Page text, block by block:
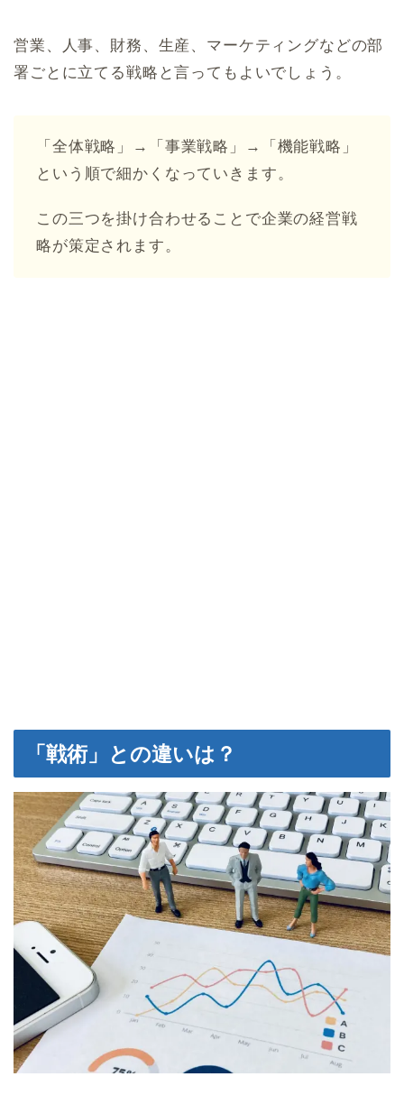
営業、人事、財務、生産、マーケティングなどの部
署ごとに立てる戦略と言ってもよいでしょう。
「全体戦略」→「事業戦略」→「機能戦略」
という順で細かくなっていきます。
この三つを掛け合わせることで企業の経営戦
略が策定されます。
「戦術」との違いは？